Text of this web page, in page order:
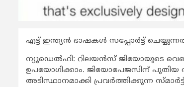
എട്ട് ഇന്ത്യന്‍ ഭാഷകള്‍ സപ്പോര്‍ട്ട്
ന്യൂഡെല്‍ഹി: റിലയന്‍സ് ജിയോയുടെ
ഉപയോഗിക്കാം. ജിയോപേജസിന് പുതിയ
അടിസ്ഥാനമാക്കി പ്രവര്‍ത്തിക്കുന്ന